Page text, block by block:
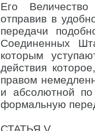
Его
отправив в
передачи
Соединенных
которым
действия
правом
и абсолютной
формальную